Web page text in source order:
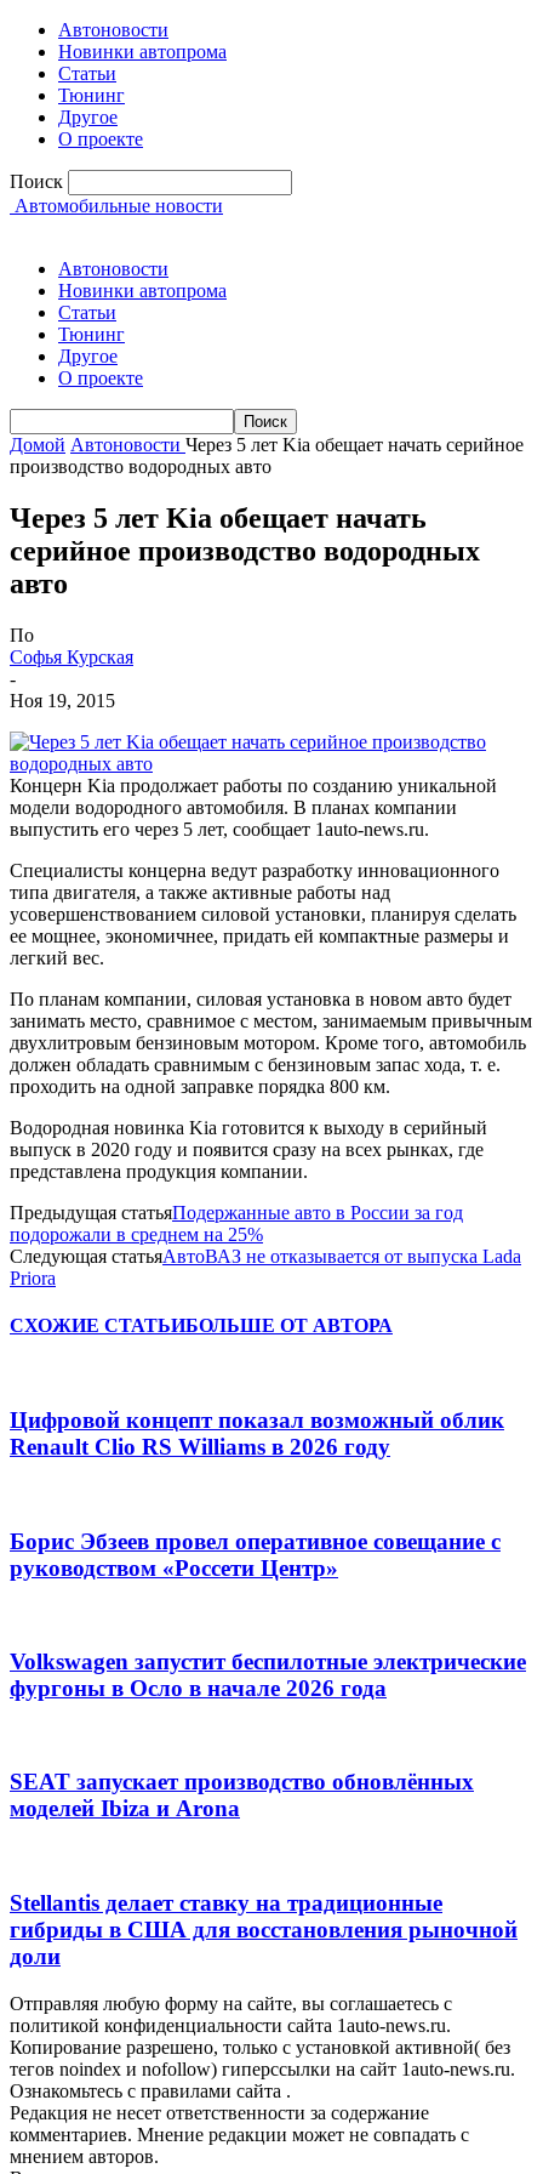
Автоновости
Новинки автопрома
Статьи
Тюнинг
Другое
О проекте
Поиск
Автомобильные новости
Автоновости
Новинки автопрома
Статьи
Тюнинг
Другое
О проекте
Домой Автоновости Через 5 лет Kia обещает начать серийное
производство водородных авто
Через 5 лет Kia обещает начать
серийное производство водородных
авто
По
Софья Курская
-
Ноя 19, 2015
Концерн Kia продолжает работы по созданию уникальной
модели водородного автомобиля. В планах компании
выпустить его через 5 лет, сообщает 1auto-news.ru.
Специалисты концерна ведут разработку инновационного
типа двигателя, а также активные работы над
усовершенствованием силовой установки, планируя сделать
ее мощнее, экономичнее, придать ей компактные размеры и
легкий вес.
По планам компании, силовая установка в новом авто будет
занимать место, сравнимое с местом, занимаемым привычным
двухлитровым бензиновым мотором. Кроме того, автомобиль
должен обладать сравнимым с бензиновым запас хода, т. е.
проходить на одной заправке порядка 800 км.
Водородная новинка Kia готовится к выходу в серийный
выпуск в 2020 году и появится сразу на всех рынках, где
представлена продукция компании.
Предыдущая статьяПодержанные авто в России за год
подорожали в среднем на 25%
Следующая статьяАвтоВАЗ не отказывается от выпуска Lada
Priora
СХОЖИЕ СТАТЬИБОЛЬШЕ ОТ АВТОРА
Цифровой концепт показал возможный облик
Renault Clio RS Williams в 2026 году
Борис Эбзеев провел оперативное совещание с
руководством «Россети Центр»
Volkswagen запустит беспилотные электрические
фургоны в Осло в начале 2026 года
SEAT запускает производство обновлённых
моделей Ibiza и Arona
Stellantis делает ставку на традиционные
гибриды в США для восстановления рыночной
доли
Отправляя любую форму на сайте, вы соглашаетесь с
политикой конфиденциальности сайта 1auto-news.ru.
Копирование разрешено, только с установкой активной( без
тегов noindex и nofollow) гиперссылки на сайт 1auto-news.ru.
Ознакомьтесь с правилами сайта .
Редакция не несет ответственности за содержание
комментариев. Мнение редакции может не совпадать с
мнением авторов.